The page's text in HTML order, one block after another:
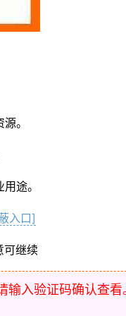
。
途。
入口]
可继续
输入验证码确认查看